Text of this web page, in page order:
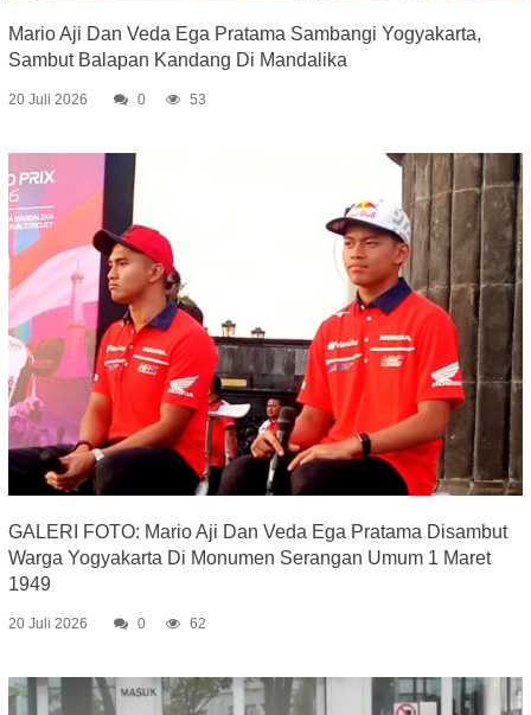
Mario Aji Dan Veda Ega Pratama Sambangi Yogyakarta,
Sambut Balapan Kandang Di Mandalika
20 Juli 2026 0 53
GALERI FOTO: Mario Aji Dan Veda Ega Pratama Disambut
Warga Yogyakarta Di Monumen Serangan Umum 1 Maret
1949
20 Juli 2026 0 62